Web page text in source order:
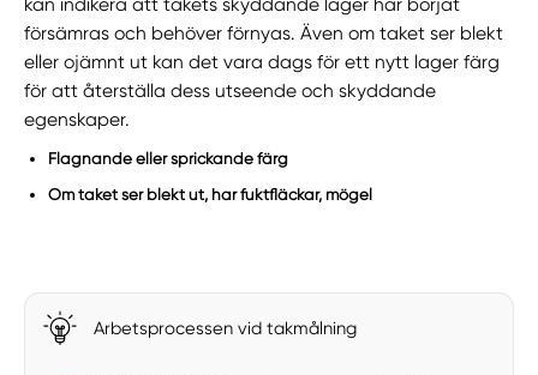
kan indikera att takets skyddande lager har börjat
försämras och behöver förnyas. Även om taket ser blekt
eller ojämnt ut kan det vara dags för ett nytt lager färg
för att återställa dess utseende och skyddande
egenskaper.
Flagnande eller sprickande färg
Om taket ser blekt ut, har fuktfläckar, mögel
Arbetsprocessen vid takmålning